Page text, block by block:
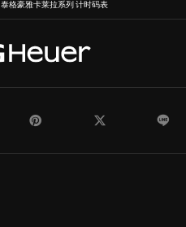
泰格豪雅卡莱拉系列 计时码表
Pinterest